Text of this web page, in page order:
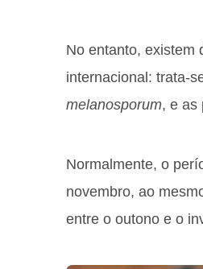
No entanto, existem
internacional: trata-
melanosporum, e as
Normalmente, o
novembro, ao
entre o outono e o